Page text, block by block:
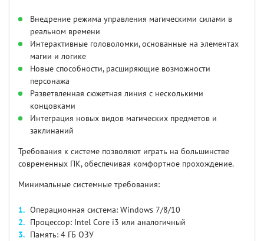
Внедрение режима управления магическими силами в
реальном времени
Интерактивные головоломки, основанные на элементах
магии и логике
Новые способности, расширяющие возможности
персонажа
Разветвленная сюжетная линия с несколькими
концовками
Интеграция новых видов магических предметов и
заклинаний
Требования к системе позволяют играть на большинстве
современных ПК, обеспечивая комфортное прохождение.
Минимальные системные требования:
Операционная система: Windows 7/8/10
Процессор: Intel Core i3 или аналогичный
Память: 4 ГБ ОЗУ